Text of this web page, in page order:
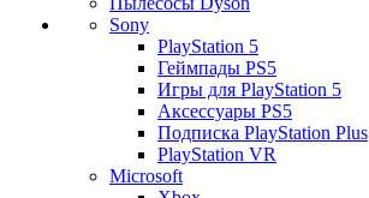
Sony
PlayStation 5
Геймпады PS5
Игры для PlayStation 5
Аксессуары PS5
Подписка PlayStation Plus
PlayStation VR
Microsoft